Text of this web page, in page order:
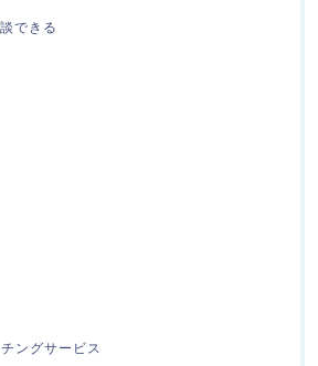
できる
ングサービス